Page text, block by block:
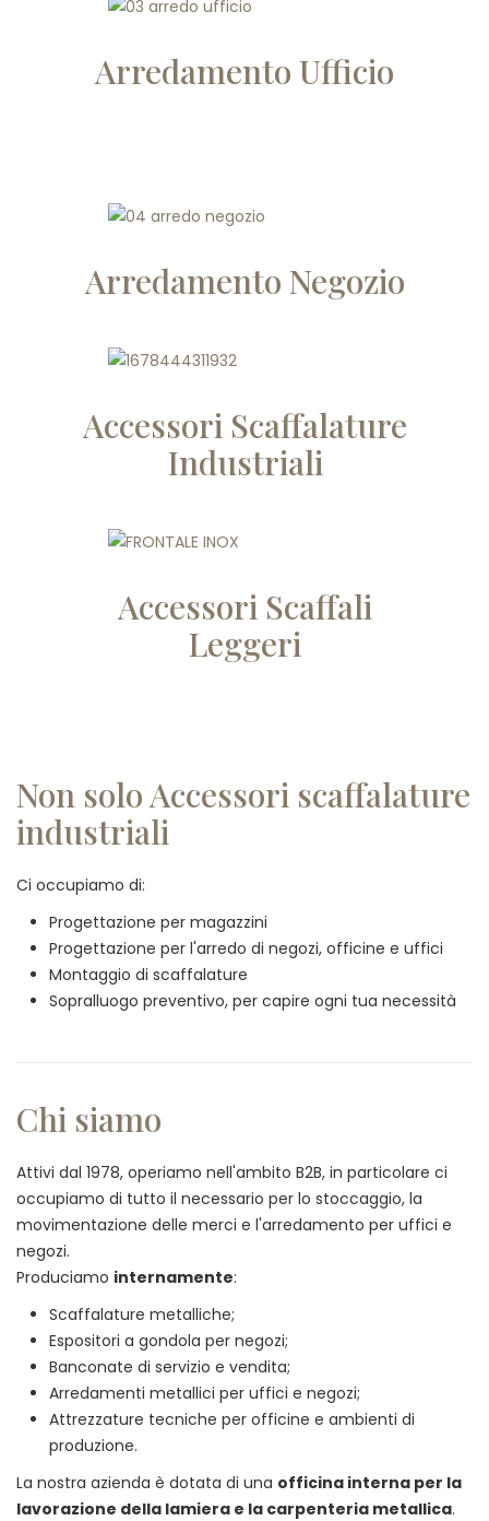
Arredamento Ufficio
Arredamento Negozio
Accessori Scaffalature
Industriali
Accessori Scaffali
Leggeri
Non solo Accessori scaffalature
industriali
Ci occupiamo di:
Progettazione per magazzini
Progettazione per l'arredo di negozi, officine e uffici
Montaggio di scaffalature
Sopralluogo preventivo, per capire ogni tua necessità
Chi siamo
Attivi dal 1978, operiamo nell'ambito B2B, in particolare ci
occupiamo di tutto il necessario per lo stoccaggio, la
movimentazione delle merci e l'arredamento per uffici e
negozi.
Produciamo internamente:
Scaffalature metalliche;
Espositori a gondola per negozi;
Banconate di servizio e vendita;
Arredamenti metallici per uffici e negozi;
Attrezzature tecniche per officine e ambienti di
produzione.
La nostra azienda è dotata di una officina interna per la
lavorazione della lamiera e la carpenteria metallica.